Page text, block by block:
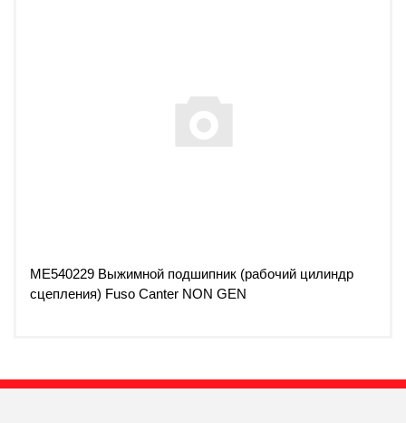
ME540229 Выжимной подшипник (рабочий цилиндр
сцепления) Fuso Canter NON GEN